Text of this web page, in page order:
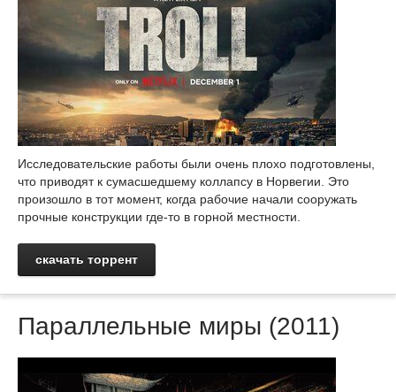
Исследовательские работы были очень плохо подготовлены,
что приводят к сумасшедшему коллапсу в Норвегии. Это
произошло в тот момент, когда рабочие начали сооружать
прочные конструкции где-то в горной местности.
скачать торрент
Параллельные миры (2011)